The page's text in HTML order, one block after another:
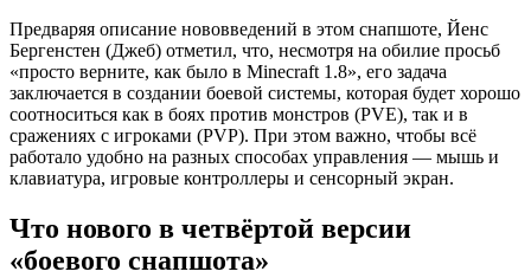
Предваряя описание нововведений в этом снапшоте, Йенс
Бергенстен (Джеб) отметил, что, несмотря на обилие просьб
«просто верните, как было в Minecraft 1.8», его задача
заключается в создании боевой системы, которая будет хорошо
соотноситься как в боях против монстров (PVE), так и в
сражениях с игроками (PVP). При этом важно, чтобы всё
работало удобно на разных способах управления — мышь и
клавиатура, игровые контроллеры и сенсорный экран.
Что нового в четвёртой версии
«боевого снапшота»